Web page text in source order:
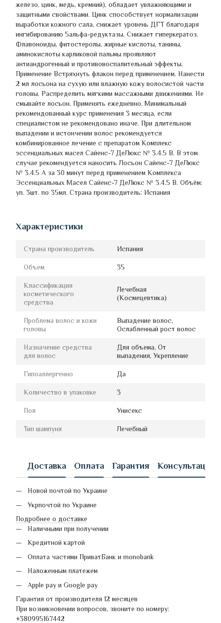
железо, цинк, медь, кремний), обладает увлажняющими и
защитными свойствами. Цинк способствует нормализации
выработки кожного сала, снижает уровень ДГТ благодаря
ингибированию 5альфа-редуктазы. Снижает гиперкератоз.
Флавоноиды, фитостеролы, жирные кислоты, танины,
аминокислоты карликовой пальмы проявляют
антиандрогенный и противовоспалительный эффекты.
Применение Встряхнуть флакон перед применением. Нанести
2 мл лосьона на сухую или влажную кожу волосистой части
головы. Распределить мягкими массажными движениями. Не
смывайте лосьон. Применять ежедневно. Минимальный
рекомендованный курс применения 3 месяца, если
специалистом не рекомендовано иначе. При длительном
выпадении и истончении волос рекомендуется
комбинированное лечение с препаратом Комплекс
эссенциальных масел Сайенс-7 ДеЛюкс № 3.4.5 B. В этом
случае рекомендуется наносить Лосьон Сайенс-7 ДеЛюкс
№ 3.4.5 А за 30 минут перед применением Комплекса
Эссенциальных Масел Сайенс-7 ДеЛюкс № 3.4.5 B. Объём:
уп. 3шт. по 35мл. Страна производитель: Испания
Характеристики
Страна производитель Испания
Объем 35
Классификация
косметического
средства
Лечебная
(Космецевтика)
Проблема волос и кожи
головы
Выпадение волос,
Ослабленный рост волос
Назначение средства
для волос
Для объема, От
выпадения, Укрепление
Гипоаллергенно Да
Количество в упаковке 3
Пол Унисекс
Тип шампуня Лечебный
Доставка Оплата Гарантия Консультация
Новой почтой по Украине
Укрпочтой по Украине
Подробнее о доставке
Наличными при получении
Кредитной картой
Оплата частями ПриватБанк и monobank
Наложенным платежем
Apple pay и Google pay
Гарантия от производителя 12 месяцев
При возникновении вопросов, звоните по номеру:
+380995167442